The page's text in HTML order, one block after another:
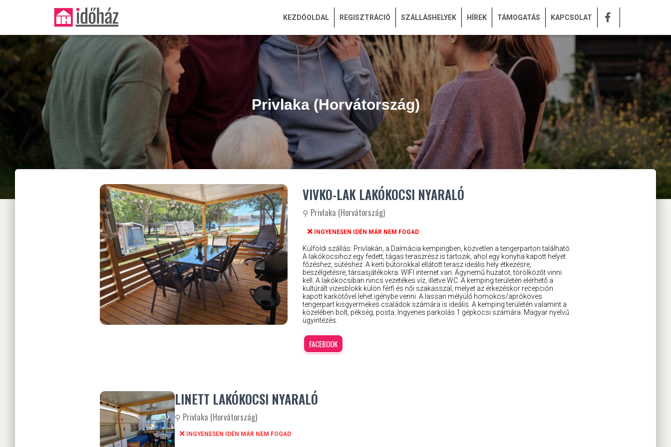
KEZDŐOLDAL REGISZTRÁCIÓ SZÁLLÁSHELYEK HÍREK TÁMOGATÁS KAPCSOLAT
Privlaka (Horvátország)
VIVKO-LAK LAKÓKOCSI NYARALÓ
⚲ Privlaka (Horvátország)
INGYENESEN IDÉN MÁR NEM FOGAD
Külföldi szállás: Privlakán, a Dalmácia kempingben, közvetlen a tengerparton található.
A lakókocsihoz egy fedett, tágas teraszrész is tartozik, ahol egy konyha kapott helyet
főzéshez, sütéshez. A kerti bútorokkal ellátott terasz ideális hely étkezésre,
beszélgetésre, társasjátékokra. WIFI internet van. Ágynemű huzatot, törölközőt vinni
kell. A lakókocsiban nincs vezetékes víz, illetve WC. A kemping területén elérhető a
kultúrált vizesblokk külön férfi és női szakasszal, melyet az érkezéskor recepción
kapott karkötővel lehet igénybe venni. A lassan mélyülő homokos/apróköves
tengerpart kisgyermekes családok számára is ideális. A kemping területén valamint a
közelében bolt, pékség, posta. Ingyenes parkolás 1 gépkocsi számára. Magyar nyelvű
ügyintézés.
FACEBOOK
LINETT LAKÓKOCSI NYARALÓ
⚲ Privlaka (Horvátország)
INGYENESEN IDÉN MÁR NEM FOGAD